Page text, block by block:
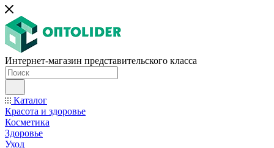
Интернет-магазин представительского класса
Каталог
Красота и здоровье
Косметика
Здоровье
Уход